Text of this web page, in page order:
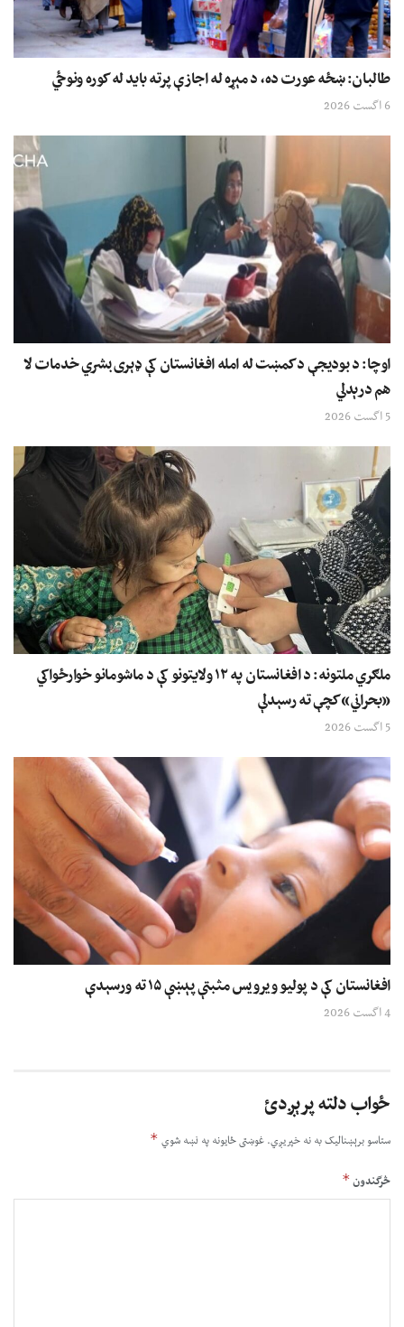
طالبان: ښځه عورت ده، د مېړه له اجازې پرته باید له کوره ونوځي
6 اگست 2026
اوچا: د بودیجې د کمښت له امله افغانستان کې ډېری بشري خدمات لا
هم درېدلي
5 اگست 2026
ملګري ملتونه: د افغانستان په ۱۲ ولایتونو کې د ماشومانو خوارځواکي
«بحراني» کچې ته رسېدلې
5 اگست 2026
افغانستان کې د پولیو ویرویس مثبتې پېښې ۱۵ ته ورسېدې
4 اگست 2026
ځواب دلته پرېږدئ
ستاسو برېښناليک به نه خپريږي.غوښتى ځایونه په نښه شوي *
څرگندون*